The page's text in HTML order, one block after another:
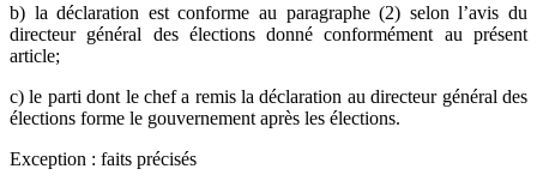
b) la déclaration est conforme au paragraphe (2) selon l’avis du
directeur général des élections donné conformément au présent
article;
c) le parti dont le chef a remis la déclaration au directeur général des
élections forme le gouvernement après les élections.
Exception : faits précisés